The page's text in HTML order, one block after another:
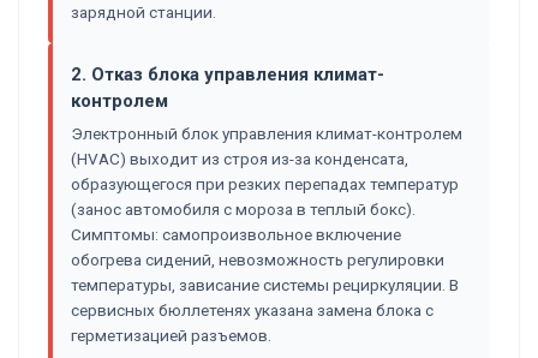
зарядной станции.
2. Отказ блока управления климат-
контролем
Электронный блок управления климат-контролем
(HVAC) выходит из строя из-за конденсата,
образующегося при резких перепадах температур
(занос автомобиля с мороза в теплый бокс).
Симптомы: самопроизвольное включение
обогрева сидений, невозможность регулировки
температуры, зависание системы рециркуляции. В
сервисных бюллетенях указана замена блока с
герметизацией разъемов.